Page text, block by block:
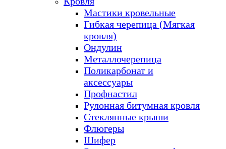
Мастики кровельные
Гибкая черепица (Мягкая
кровля)
Ондулин
Металлочерепица
Поликарбонат и
аксессуары
Профнастил
Рулонная битумная кровля
Стеклянные крыши
Флюгеры
Шифер